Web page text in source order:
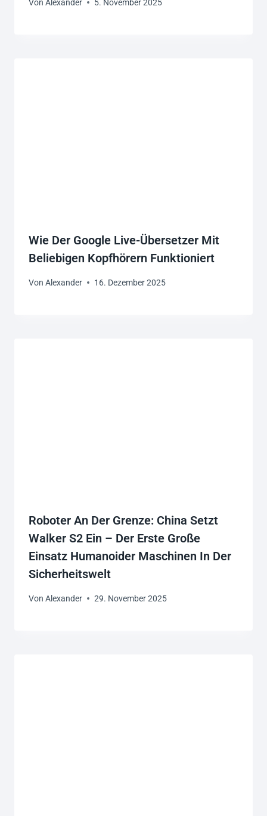
Von Alexander 5. November 2025
Wie Der Google Live-Übersetzer Mit
Beliebigen Kopfhörern Funktioniert
Von Alexander 16. Dezember 2025
Roboter An Der Grenze: China Setzt
Walker S2 Ein – Der Erste Große
Einsatz Humanoider Maschinen In Der
Sicherheitswelt
Von Alexander 29. November 2025